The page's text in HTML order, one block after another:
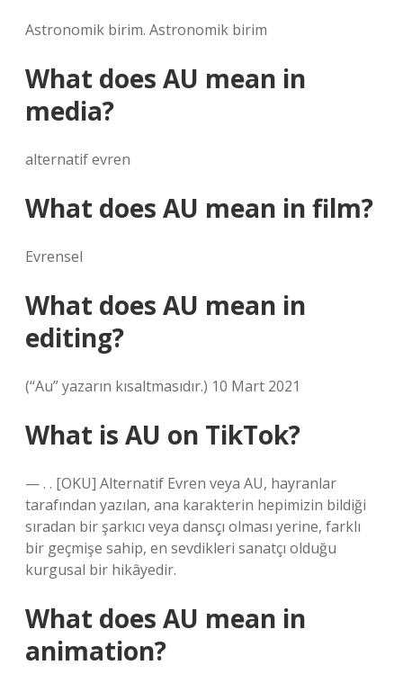
Astronomik birim. Astronomik birim
What does AU mean in
media?
alternatif evren
What does AU mean in film?
Evrensel
What does AU mean in
editing?
(“Au” yazarın kısaltmasıdır.) 10 Mart 2021
What is AU on TikTok?
— . . [OKU] Alternatif Evren veya AU, hayranlar
tarafından yazılan, ana karakterin hepimizin bildiği
sıradan bir şarkıcı veya dansçı olması yerine, farklı
bir geçmişe sahip, en sevdikleri sanatçı olduğu
kurgusal bir hikâyedir.
What does AU mean in
animation?